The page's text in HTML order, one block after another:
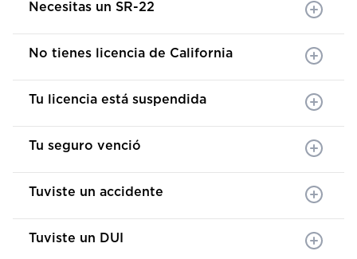
Necesitas un SR-22
No tienes licencia de California
Tu licencia está suspendida
Tu seguro venció
Tuviste un accidente
Tuviste un DUI